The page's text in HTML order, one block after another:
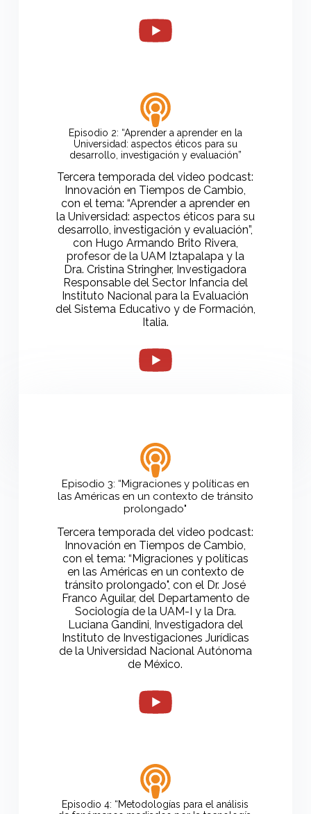
Episodio 2: “Aprender a aprender en la
Universidad: aspectos éticos para su
desarrollo, investigación y evaluación”
Tercera temporada del video podcast:
Innovación en Tiempos de Cambio,
con el tema: “Aprender a aprender en
la Universidad: aspectos éticos para su
desarrollo, investigación y evaluación”,
con Hugo Armando Brito Rivera,
profesor de la UAM Iztapalapa y la
Dra. Cristina Stringher, Investigadora
Responsable del Sector Infancia del
Instituto Nacional para la Evaluación
del Sistema Educativo y de Formación,
Italia.
Episodio 3: “Migraciones y políticas en
las Américas en un contexto de tránsito
prolongado"
Tercera temporada del video podcast:
Innovación en Tiempos de Cambio,
con el tema: “Migraciones y políticas
en las Américas en un contexto de
tránsito prolongado", con el Dr. José
Franco Aguilar, del Departamento de
Sociología de la UAM-I y la Dra.
Luciana Gandini, Investigadora del
Instituto de Investigaciones Jurídicas
de la Universidad Nacional Autónoma
de México.
Episodio 4: “Metodologías para el análisis